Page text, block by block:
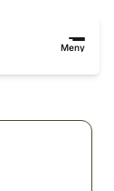
Meny